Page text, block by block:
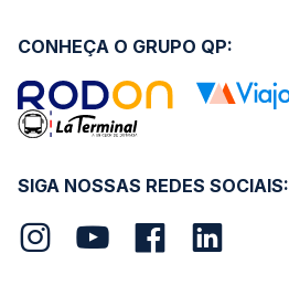
SIGA NOSSAS REDES SOCIAIS:
CONHEÇA O GRUPO QP: